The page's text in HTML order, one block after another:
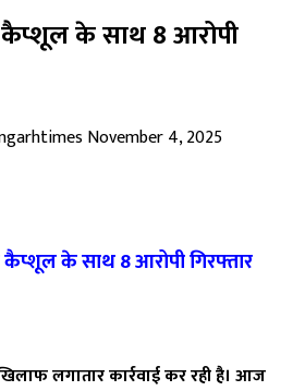
कैप्शूल के साथ 8 आरोपी
Send
November 4, 2025
कैप्शूल के साथ 8 आरोपी गिरफ्तार
लगातार कार्रवाई कर रही है। आज